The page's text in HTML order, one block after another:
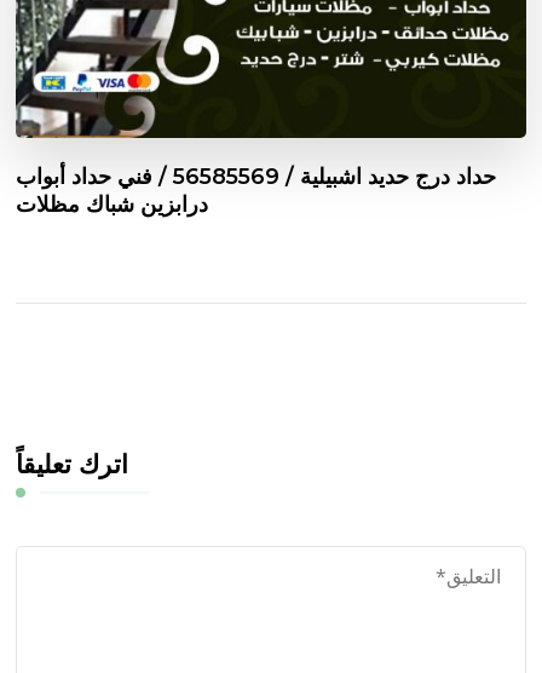
حداد درج حديد اشبيلية / 56585569 / فني حداد أبواب
درابزين شباك مظلات
اترك تعليقاً